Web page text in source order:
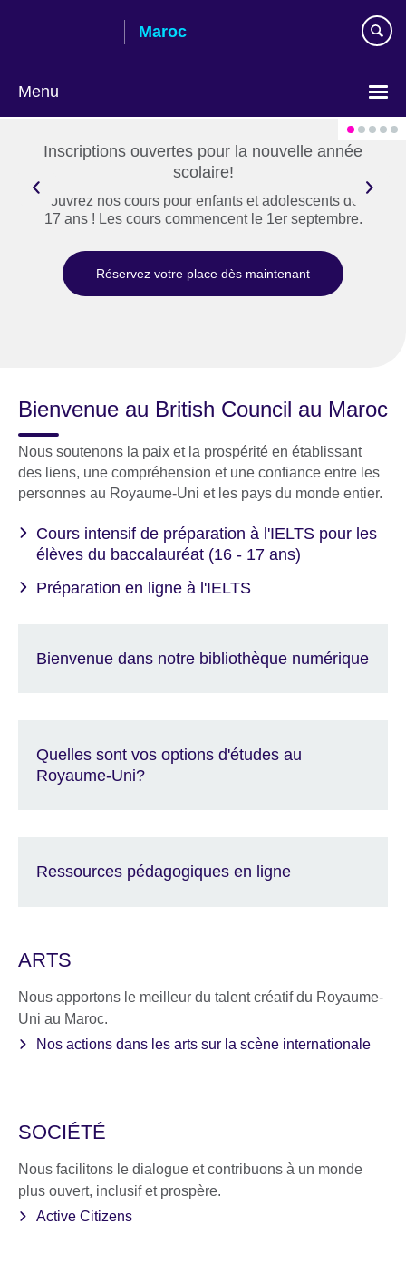
Maroc
Menu
votreInscriptions ouvertes pour la nouvelle année
scolaire!
Découvrez nos cours pour enfants et adolescents de 6 à
17 ans ! Les cours commencent le 1er septembre.
Réservez votre place dès maintenant
Bienvenue au British Council au Maroc
Nous soutenons la paix et la prospérité en établissant
des liens, une compréhension et une confiance entre les
personnes au Royaume-Uni et les pays du monde entier.
Cours intensif de préparation à l'IELTS pour les
élèves du baccalauréat (16 - 17 ans)
Préparation en ligne à l'IELTS
Bienvenue dans notre bibliothèque numérique
Quelles sont vos options d'études au
Royaume-Uni?
Ressources pédagogiques en ligne
ARTS
Nous apportons le meilleur du talent créatif du Royaume-
Uni au Maroc.
Nos actions dans les arts sur la scène internationale
SOCIÉTÉ
Nous facilitons le dialogue et contribuons à un monde
plus ouvert, inclusif et prospère.
Active Citizens